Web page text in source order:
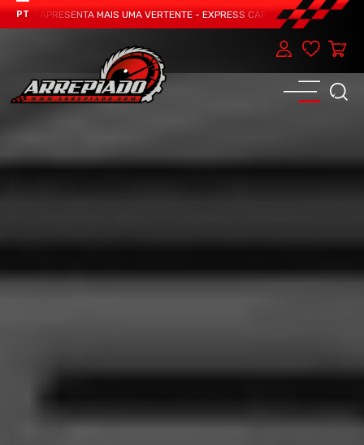
PTAPRESENTA MAIS UMA VERTENTE - EXPRESS CAR SERVICE,